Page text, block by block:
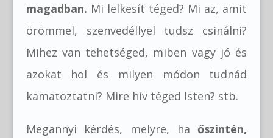
magadban. Mi lelkesít téged? Mi az, amit
örömmel, szenvedéllyel tudsz csinálni?
Mihez van tehetséged, miben vagy jó és
azokat hol és milyen módon tudnád
kamatoztatni? Mire hív téged Isten? stb.
Megannyi kérdés, melyre, haőszintén,